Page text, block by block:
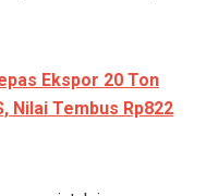
Ekspor 20 Ton
Nilai Tembus Rp822